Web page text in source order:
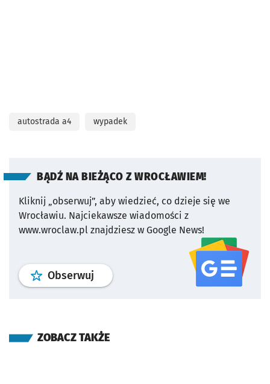
autostrada a4 wypadek
BĄDŹ NA BIEŻĄCO Z WROCŁAWIEM!
Kliknij „obserwuj”, aby wiedzieć, co dzieje się we
Wrocławiu. Najciekawsze wiadomości z
www.wroclaw.pl znajdziesz w Google News!
Obserwuj profil serwisu
ZOBACZ TAKŻE